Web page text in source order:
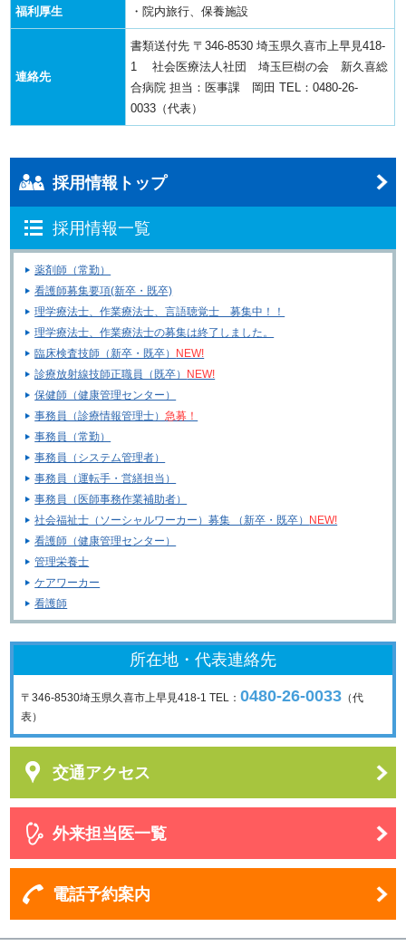
福利厚生 ・院内旅行、保養施設
連絡先
書類送付先 〒346-8530 埼玉県久喜市上早見418-
1 社会医療法人社団 埼玉巨樹の会 新久喜総
合病院 担当：医事課 岡田 TEL：0480-26-
0033（代表）
採用情報トップ
採用情報一覧
薬剤師（常勤）
看護師募集要項(新卒・既卒)
理学療法士、作業療法士、言語聴覚士 募集中！！
理学療法士、作業療法士の募集は終了しました。
臨床検査技師（新卒・既卒）
NEW!
診療放射線技師正職員（既卒）
NEW!
保健師（健康管理センター）
事務員（診療情報管理士）急募！
事務員（常勤）
事務員（システム管理者）
事務員（運転手・営繕担当）
事務員（医師事務作業補助者）
社会福祉士（ソーシャルワーカー）募集 （新卒・既卒）
NEW!
看護師（健康管理センター）
管理栄養士
ケアワーカー
看護師
交通アクセス
外来担当医一覧
電話予約案内
所在地・代表連絡先
〒346-8530埼玉県久喜市上早見418-1 TEL：0480-26-0033 （代
表）